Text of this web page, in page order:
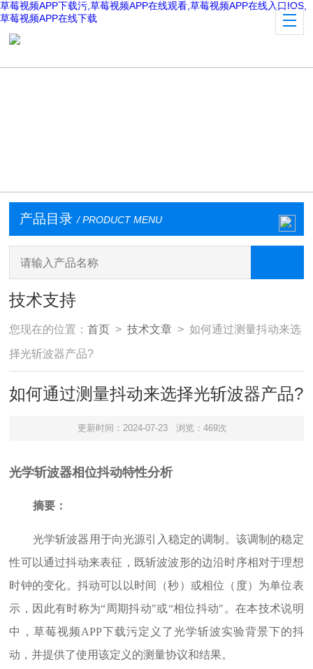
草莓视频APP下载污,草莓视频APP在线观看,草莓视频APP在线入口IOS,
草莓视频APP在线下载
产品目录 / PRODUCT MENU
技术支持
您现在的位置：首页 >技术文章 > 如何通过测量抖动来选
择光斩波器产品?
如何通过测量抖动来选择光斩波器产品?
更新时间：2024-07-23 浏览：469次
光学斩波器相位抖动特性分析
摘要：
光学斩波器用于向光源引入稳定的调制。该调制的稳定
性可以通过抖动来表征，既斩波波形的边沿时序相对于理想
时钟的变化。抖动可以以时间（秒）或相位（度）为单位表
示，因此有时称为“周期抖动"或“相位抖动"。在本技术说明
中，草莓视频APP下载污定义了光学斩波实验背景下的抖
动，并提供了使用该定义的测量协议和结果。